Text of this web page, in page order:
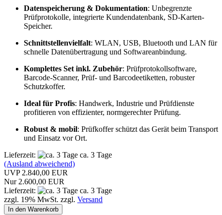
Datenspeicherung & Dokumentation: Unbegrenzte
Prüfprotokolle, integrierte Kundendatenbank, SD‑Karten-
Speicher.
Schnittstellenvielfalt: WLAN, USB, Bluetooth und LAN für
schnelle Datenübertragung und Softwareanbindung.
Komplettes Set inkl. Zubehör: Prüfprotokollsoftware,
Barcode-Scanner, Prüf- und Barcodeetiketten, robuster
Schutzkoffer.
Ideal für Profis: Handwerk, Industrie und Prüfdienste
profitieren von effizienter, normgerechter Prüfung.
Robust & mobil: Prüfkoffer schützt das Gerät beim Transport
und Einsatz vor Ort.
Lieferzeit:
ca. 3 Tage
(Ausland abweichend)
UVP 2.840,00 EUR
Nur 2.600,00 EUR
Lieferzeit:
ca. 3 Tage
zzgl. 19% MwSt. zzgl. Versand
In den Warenkorb